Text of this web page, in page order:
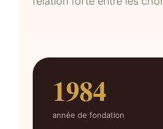
1984
année de fondation